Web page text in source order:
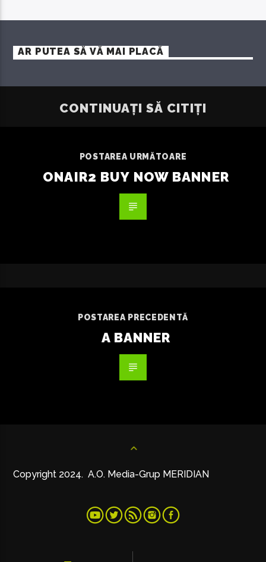
AR PUTEA SĂ VĂ MAI PLACĂ
CONTINUAȚI SĂ CITIȚI
POSTAREA URMĂTOARE
ONAIR2 BUY NOW BANNER
POSTAREA PRECEDENTĂ
A BANNER
Copyright 2024. A.O. Media-Grup MERIDIAN